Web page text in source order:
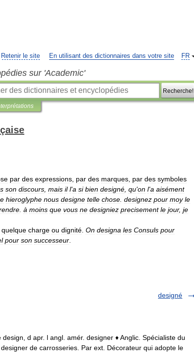
FR
Retenir le site En utilisant des dictionnaires dans votre site
sur 'Academic'
Recherche!
par des expressions par des marques par des symboles
son discours mais il l'a si bien designé qu'on l'a aisément
hieroglyphe nous designe telle chose designez pour moy le
à moins que vous ne designiez precisement le jour, je
quelque charge ou dignité On designa les Consuls pour
pour son successeur
designé
d apr. l angl. amér. designer ♦ Anglic. Spécialiste du
de carrosseries. Par ext. Décorateur qui adopte le